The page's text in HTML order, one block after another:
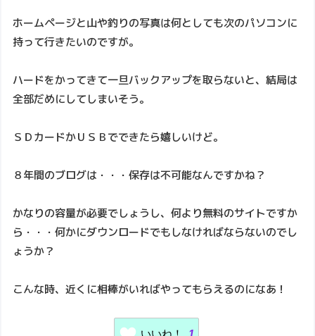
ホームページと山や釣りの写真は何としても次のパソコンに
持って行きたいのですが。
ハードをかってきて一旦バックアップを取らないと、結局は
全部だめにしてしまいそう。
ＳＤカードかＵＳＢでできたら嬉しいけど。
８年間のブログは・・・保存は不可能なんですかね？
かなりの容量が必要でしょうし、何より無料のサイトですか
ら・・・何かにダウンロードでもしなければならないのでし
ょうか？
こんな時、近くに相棒がいればやってもらえるのになあ！